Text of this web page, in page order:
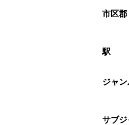
市区郡
駅
ジャン
サブ